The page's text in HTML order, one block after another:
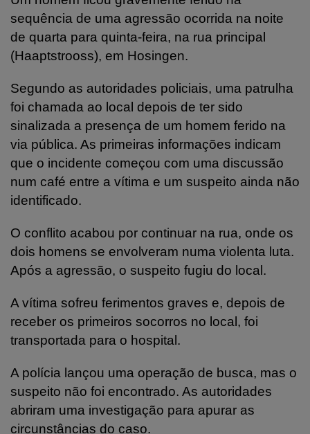
sequência de uma agressão ocorrida na noite
de quarta para quinta-feira, na rua principal
(Haaptstrooss), em Hosingen.
Segundo as autoridades policiais, uma patrulha
foi chamada ao local depois de ter sido
sinalizada a presença de um homem ferido na
via pública. As primeiras informações indicam
que o incidente começou com uma discussão
num café entre a vítima e um suspeito ainda não
identificado.
O conflito acabou por continuar na rua, onde os
dois homens se envolveram numa violenta luta.
Após a agressão, o suspeito fugiu do local.
A vítima sofreu ferimentos graves e, depois de
receber os primeiros socorros no local, foi
transportada para o hospital.
A polícia lançou uma operação de busca, mas o
suspeito não foi encontrado. As autoridades
abriram uma investigação para apurar as
circunstâncias do caso.